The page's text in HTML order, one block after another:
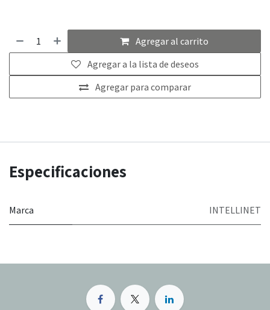
Agregar al carrito
Agregar para comparar
Agregar a la lista de deseos
Especificaciones
Marca INTELLINET